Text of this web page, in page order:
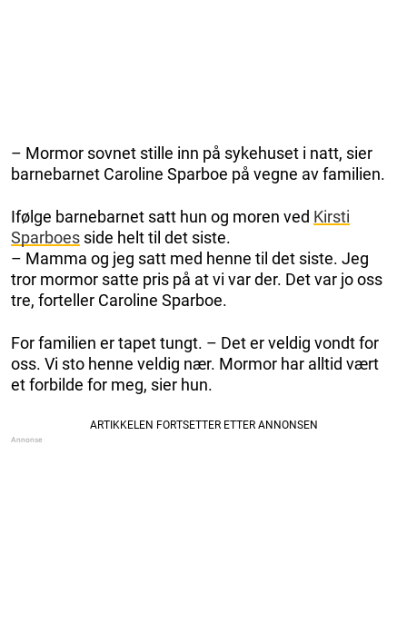
– Mormor sovnet stille inn på sykehuset i natt, sier
barnebarnet Caroline Sparboe på vegne av familien.
Ifølge barnebarnet satt hun og moren ved Kirsti
Sparboes side helt til det siste.
– Mamma og jeg satt med henne til det siste. Jeg
tror mormor satte pris på at vi var der. Det var jo oss
tre, forteller Caroline Sparboe.
For familien er tapet tungt. – Det er veldig vondt for
oss. Vi sto henne veldig nær. Mormor har alltid vært
et forbilde for meg, sier hun.